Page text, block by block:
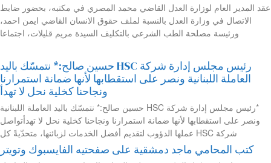
عقد المدير العام لوزارة العدل القاضي محمد المصري في مكتبه، بحضور ضابط
الاتصال في وزارة العدل بالنسبة لملف حقوق الانسان القاضي ايمن احمد،
ورئيسة مصلحة الطب الشرعي بالتكليف السيدة مريم قليلات، اجتماعا
رئيس مجلس إدارة شركة HSC حسين صالح:* نتمسّك باليد
العاملة اللبنانية ونصر على استقطابها لأنها ضمانة استمرارنا
ونجاحنا كخلية نحل لا تهدأ
*رئيس مجلس إدارة شركة HSC حسين صالح:* نتمسّك باليد العاملة اللبنانية
ونصر على استقطابها لأنها ضمانة استمرارنا ونجاحنا كخلية نحل لا تهدأتواصل
شركة HSC عملها الدؤوب لتقديم أفضل الخدمات لزبائنها، متحدّيةً كل
كتب المحامي ماجد دمشقية على صفحتيه الفايسبوك وتويتر